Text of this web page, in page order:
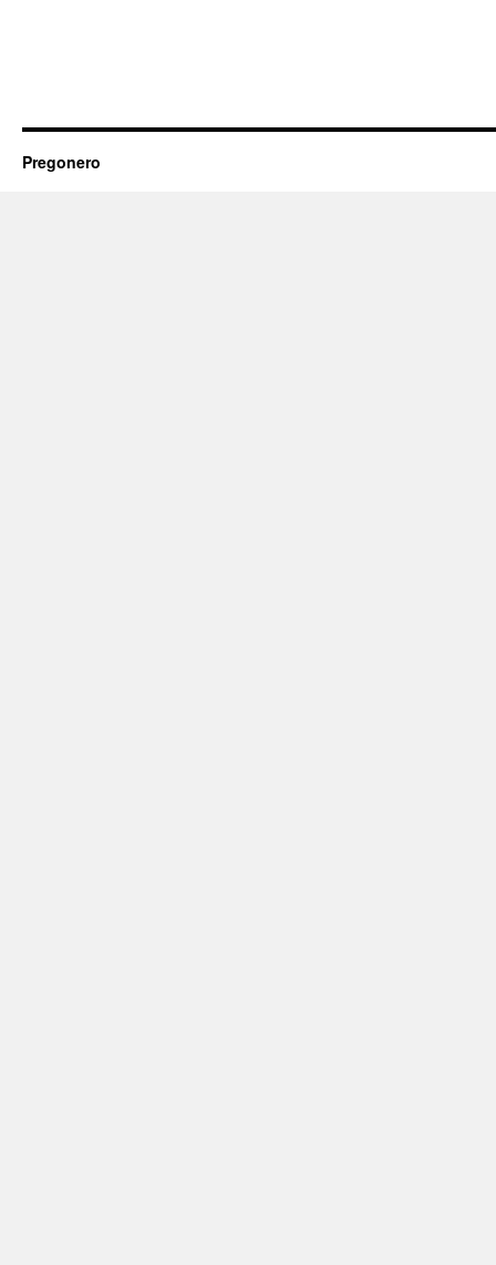
Pregonero